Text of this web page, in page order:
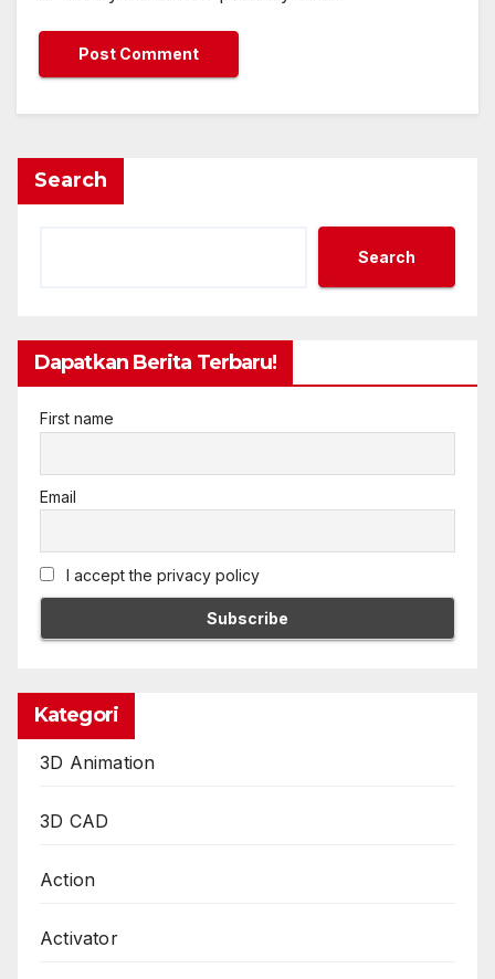
Search
Search
Dapatkan Berita Terbaru!
First name
Email
I accept the privacy policy
Kategori
3D Animation
3D CAD
Action
Activator